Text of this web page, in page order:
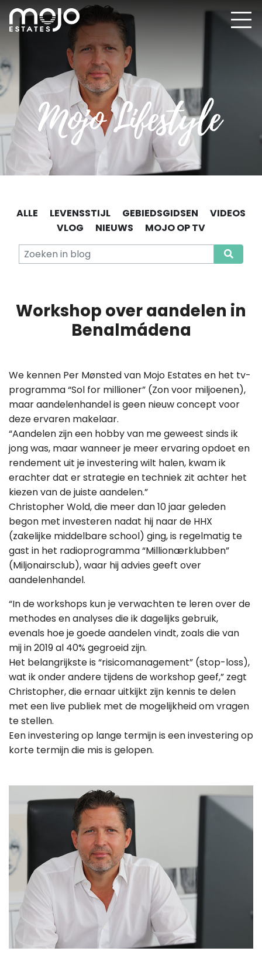
ALLE LEVENSSTIJL GEBIEDSGIDSEN
VIDEOS
VLOG
NIEUWS MOJO OP TV
Workshop over aandelen in
Benalmádena
We kennen Per Mønsted van Mojo Estates en het tv-
programma “Sol for millioner” (Zon voor miljoenen),
maar aandelenhandel is geen nieuw concept voor
deze ervaren makelaar.
“Aandelen zijn een hobby van me geweest sinds ik
jong was, maar wanneer je meer ervaring opdoet en
rendement uit je investering wilt halen, kwam ik
erachter dat er strategie en techniek zit achter het
kiezen van de juiste aandelen.”
Christopher Wold, die meer dan 10 jaar geleden
begon met investeren nadat hij naar de HHX
(zakelijke middelbare school) ging, is regelmatig te
gast in het radioprogramma “Millionærklubben”
(Miljonairsclub), waar hij advies geeft over
aandelenhandel.
“In de workshops kun je verwachten te leren over de
methodes en analyses die ik dagelijks gebruik,
evenals hoe je goede aandelen vindt, zoals die van
mij in 2019 al 40% gegroeid zijn.
Het belangrijkste is “risicomanagement” (stop-loss),
wat ik onder andere tijdens de workshop geef,” zegt
Christopher, die ernaar uitkijkt zijn kennis te delen
met een live publiek met de mogelijkheid om vragen
te stellen.
Een investering op lange termijn is een investering op
korte termijn die mis is gelopen.